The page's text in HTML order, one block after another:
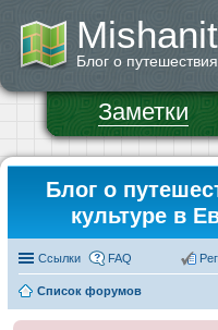
Блог о
Заметки
Блог о
культуре в
Ссылки FAQ
Список форумов